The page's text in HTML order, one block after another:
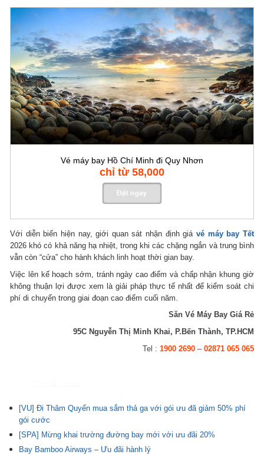
Vé máy bay Hồ Chí Minh đi Quy Nhơn
chỉ từ 58,000
Với diễn biến hiện nay, giới quan sát nhận định giá vé máy bay Tết
2026 khó có khả năng hạ nhiệt, trong khi các chặng ngắn và trung bình
vẫn còn “cửa” cho hành khách linh hoạt thời gian bay.
Việc lên kế hoạch sớm, tránh ngày cao điểm và chấp nhận khung giờ
không thuận lợi được xem là giải pháp thực tế nhất để kiểm soát chi
phí di chuyển trong giai đoạn cao điểm cuối năm.
Săn Vé Máy Bay Giá Rẻ
95C Nguyễn Thị Minh Khai, P.Bến Thành, TP.HCM
Tel : 1900 2690– 02871 065 065
[VU] Đi Thâm Quyến mua sắm thả ga với gói ưu đã giảm 50% phí
gói cước
[SPA] Mừng khai trường đường bay mới với ưu đãi 20%
Bay Bamboo Airways – Ưu đãi hành lý